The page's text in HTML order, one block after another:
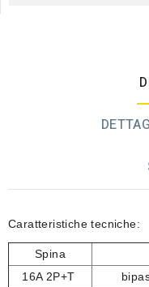
Caratteristiche tecniche:
Spina
16A 2P+T